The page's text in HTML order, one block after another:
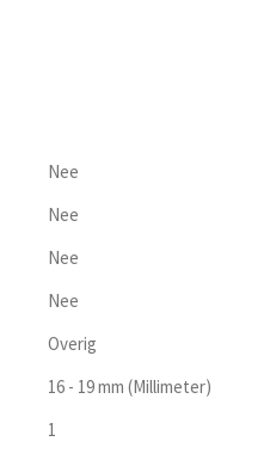
Nee
Nee
Nee
Nee
Overig
16 - 19 mm (Millimeter)
1